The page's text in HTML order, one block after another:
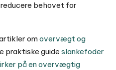
behovet for
omovervægt og
praktiske guide slankefoder
på en overvægtig